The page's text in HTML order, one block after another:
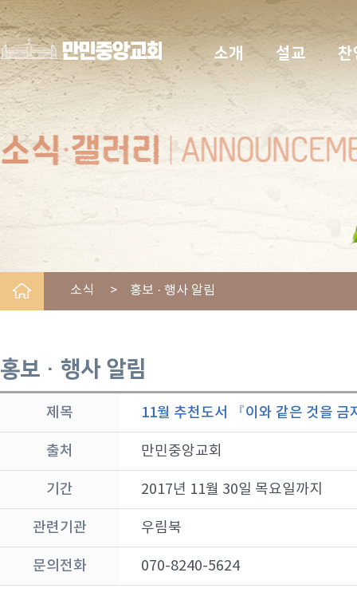
소개 설교 찬
소식 > 홍보 · 행사 알림
홍보 · 행사 알림
제목 11월 추천도서 『이와 같은 것을
출처 만민중앙교회
기간 2017년 11월 30일 목요일까지
관련기관 우림북
문의전화 070-8240-5624